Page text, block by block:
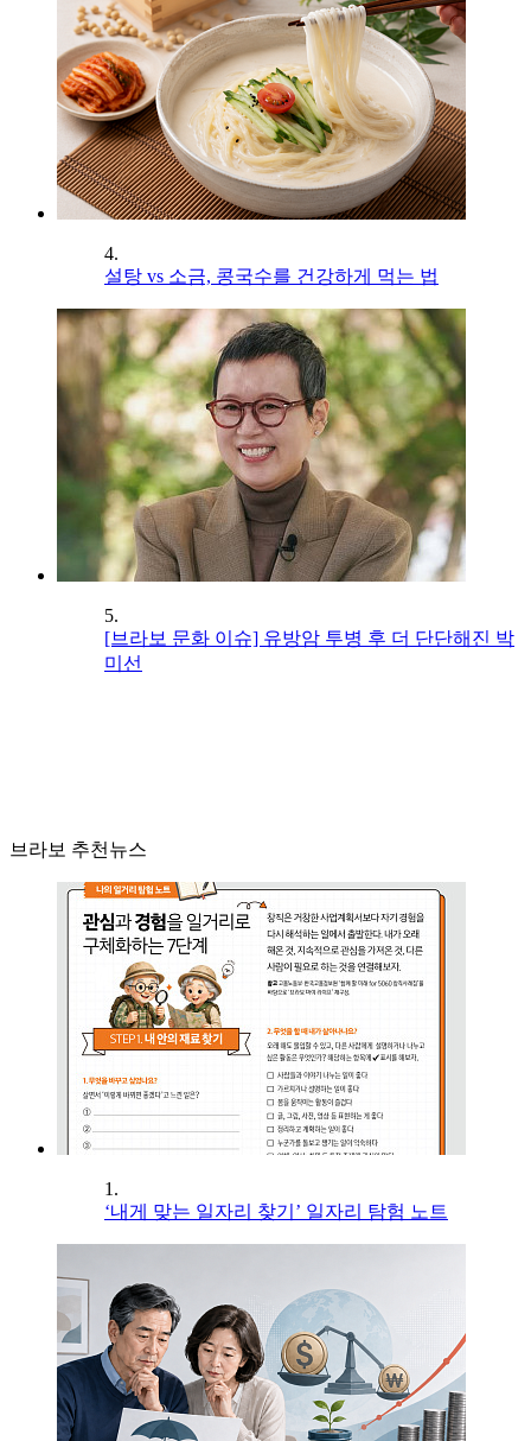
4.
설탕 vs 소금, 콩국수를 건강하게 먹는 법
5.
[브라보 문화 이슈] 유방암 투병 후 더 단단해진 박
미선
브라보 추천뉴스
1.
‘내게 맞는 일자리 찾기’ 일자리 탐험 노트